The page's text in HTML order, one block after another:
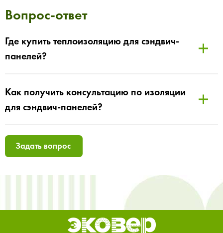
Вопрос-ответ
Где купить теплоизоляцию для сэндвич-
панелей?
Как получить консультацию по изоляции
для сэндвич-панелей?
Задать вопрос